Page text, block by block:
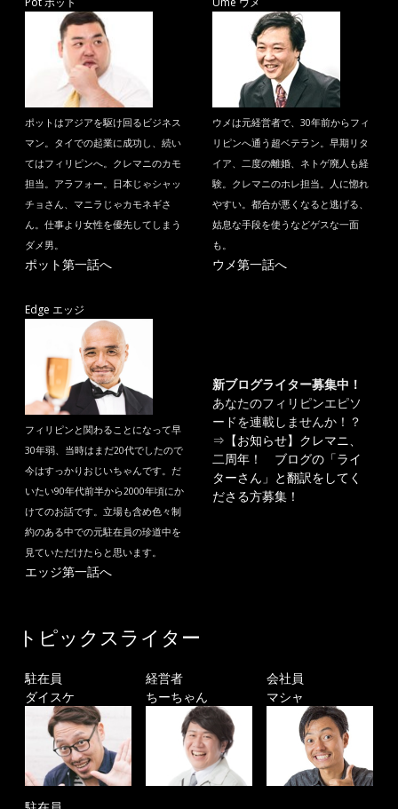
ポットはアジアを駆け回るビジネス
マン。タイでの起業に成功し、続い
てはフィリピンへ。クレマニのカモ
担当。アラフォー。日本じゃシャッ
チョさん、マニラじゃカモネギさ
ん。仕事より女性を優先してしまう
ダメ男。
ポット第一話へ
ウメは元経営者で、30年前からフィ
リピンへ通う超ベテラン。早期リタ
イア、二度の離婚、ネトゲ廃人も経
験。クレマニのホレ担当。人に惚れ
やすい。都合が悪くなると逃げる、
姑息な手段を使うなどゲスな一面
も。
ウメ第一話へ
Edge エッジ
フィリピンと関わることになって早
30年弱、当時はまだ20代でしたので
今はすっかりおじいちゃんです。だ
いたい90年代前半から2000年頃にか
けてのお話です。立場も含め色々制
約のある中での元駐在員の珍道中を
見ていただけたらと思います。
エッジ第一話へ
新ブログライター募集中！
あなたのフィリピンエピソ
ードを連載しませんか！？
⇒ 【お知らせ】クレマニ、
二周年！ ブログの「ライ
ターさん」と翻訳をしてく
ださる方募集！
トピックスライター
駐在員
ダイスケ
経営者
ちーちゃん
会社員
マシャ